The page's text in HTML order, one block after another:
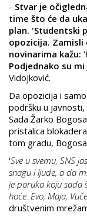
- Stvar je
time što će da
plan. 'Studentski
opozicija.
novinarima kažu:
Podjednako su mi
Vidojković.
Da opozicija i
podršku u
Sada Žarko
pristalica
tom gradu,
'Sve u svemu, SNS
snagu i ljude, a da
je poruka koju sada
hoće. Evo, Maja,
društvenim